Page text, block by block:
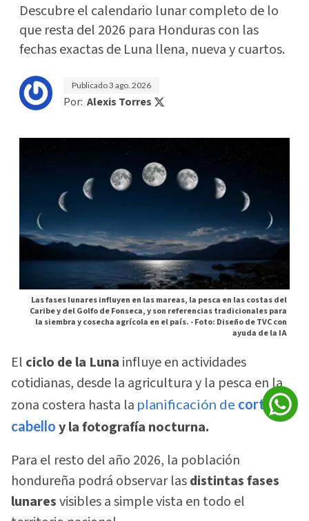
Descubre el calendario lunar completo de lo
que resta del 2026 para Honduras con las
fechas exactas de Luna llena, nueva y cuartos.
Publicado3 ago. 2026
Por: Alexis Torres
Las fases lunares influyen en las mareas, la pesca en las costas del
Caribe y del Golfo de Fonseca, y son referencias tradicionales para
la siembra y cosecha agrícola en el país. -Foto: Diseño de TVC con
ayuda de la IA
El ciclo de la Luna influye en actividades
cotidianas, desde la agricultura y la pesca en la
zona costera hasta la planificación de cortes de
cabello y la fotografía nocturna.
Para el resto del año 2026, la población
hondureña podrá observar lasdistintas fases
lunaresvisibles a simple vista en todo el